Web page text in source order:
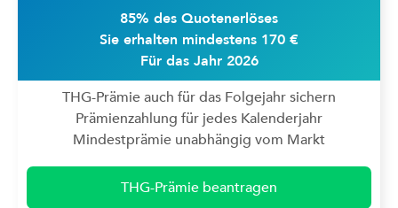
85% des Quotenerlöses
Sie erhalten mindestens 170 €
Für das Jahr 2026
THG-Prämie auch für das Folgejahr sichern
Prämienzahlung für jedes Kalenderjahr
Mindestprämie unabhängig vom Markt
THG-Prämie beantragen